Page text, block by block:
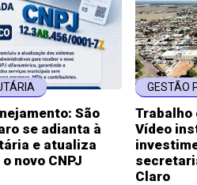
São
se adianta à
e atualiza
novo CNPJ
GESTÃO
Trabalho
Vídeo
Claro